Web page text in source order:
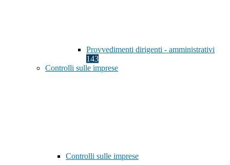
Provvedimenti dirigenti - amministrativi
143
Controlli sulle imprese
Controlli sulle imprese